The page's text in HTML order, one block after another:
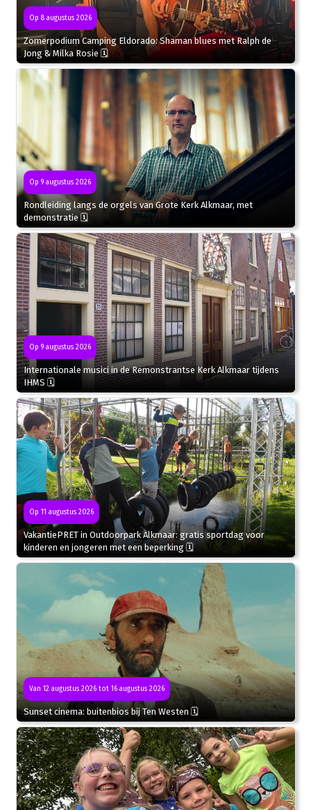
Op 8 augustus 2026
Zomerpodium Camping Eldorado: Shaman blues met Ralph de
Jong & Milka Rosie 🗓
Op 9 augustus 2026
Rondleiding langs de orgels van Grote Kerk Alkmaar, met
demonstratie 🗓
Op 9 augustus 2026
Internationale musici in de Remonstrantse Kerk Alkmaar tijdens
IHMS 🗓
Op 11 augustus 2026
VakantiePRET in Outdoorpark Alkmaar: gratis sportdag voor
kinderen en jongeren met een beperking 🗓
Van 12 augustus 2026 tot 16 augustus 2026
Sunset cinema: buitenbios bij Ten Westen 🗓